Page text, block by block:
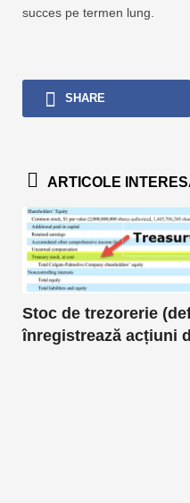
succes pe termen lung.
SHARE
ARTICOLE
Stoc de trezorerie
înregistrează acțiuni